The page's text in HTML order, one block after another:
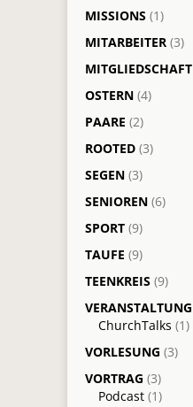
MISSIONS (1)
MITARBEITER (3)
MITGLIEDSCHAFT
OSTERN (4)
PAARE (2)
ROOTED (3)
SEGEN (3)
SENIOREN (6)
SPORT (9)
TAUFE (9)
TEENKREIS (9)
VERANSTALTUNG
ChurchTalks (1)
VORLESUNG (3)
VORTRAG (3)
Podcast (1)